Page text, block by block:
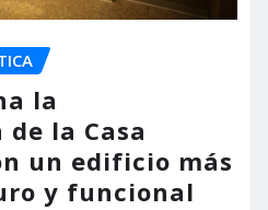
la
la Casa
un edificio más
y funcional